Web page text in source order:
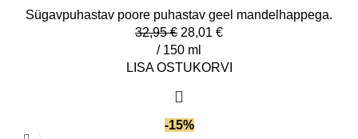
Sügavpuhastav poore puhastav geel mandelhappega.
32,95€ 28,01 €
/ 150 ml
LISA OSTUKORVI
-15%